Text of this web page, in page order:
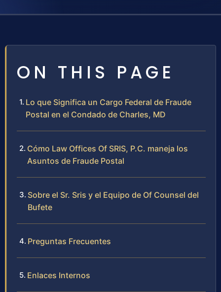
ON THIS PAGE
Lo que Significa un Cargo Federal de Fraude
Postal en el Condado de Charles, MD
Cómo Law Offices Of SRIS, P.C. maneja los
Asuntos de Fraude Postal
Sobre el Sr. Sris y el Equipo de Of Counsel del
Bufete
Preguntas Frecuentes
Enlaces Internos